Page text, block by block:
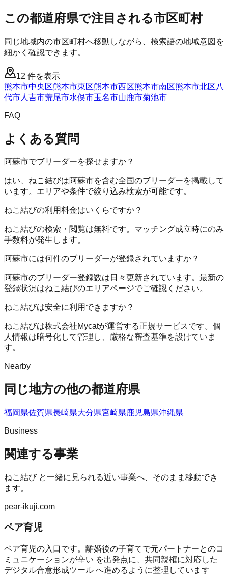
この都道府県で注目される市区町村
同じ地域内の市区町村へ移動しながら、検索語の地域意図を
細かく確認できます。
12 件を表示
熊本市中央区熊本市東区熊本市西区熊本市南区熊本市北区八
代市人吉市荒尾市水俣市玉名市山鹿市菊池市
FAQ
よくある質問
阿蘇市でブリーダーを探せますか？
はい、ねこ結びは阿蘇市を含む全国のブリーダーを掲載して
います。エリアや条件で絞り込み検索が可能です。
ねこ結びの利用料金はいくらですか？
ねこ結びの検索・閲覧は無料です。マッチング成立時にのみ
手数料が発生します。
阿蘇市には何件のブリーダーが登録されていますか？
阿蘇市のブリーダー登録数は日々更新されています。最新の
登録状況はねこ結びのエリアページでご確認ください。
ねこ結びは安全に利用できますか？
ねこ結びは株式会社Mycatが運営する正規サービスです。個
人情報は暗号化して管理し、厳格な審査基準を設けていま
す。
Nearby
同じ地方の他の都道府県
福岡県佐賀県長崎県大分県宮崎県鹿児島県沖縄県
Business
関連する事業
ねこ結びと一緒に見られる近い事業へ、そのまま移動でき
ます。
pear-ikuji.com
ペア育児
ペア育児の入口です。離婚後の子育てで元パートナーとのコ
ミュニケーションが辛い を出発点に、共同親権に対応した
デジタル合意形成ツール へ進めるように整理しています